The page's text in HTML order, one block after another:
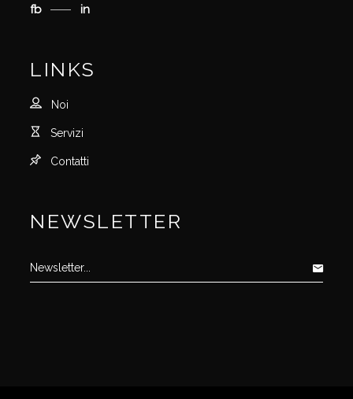
fb in
LINKS
Noi
Servizi
Contatti
NEWSLETTER